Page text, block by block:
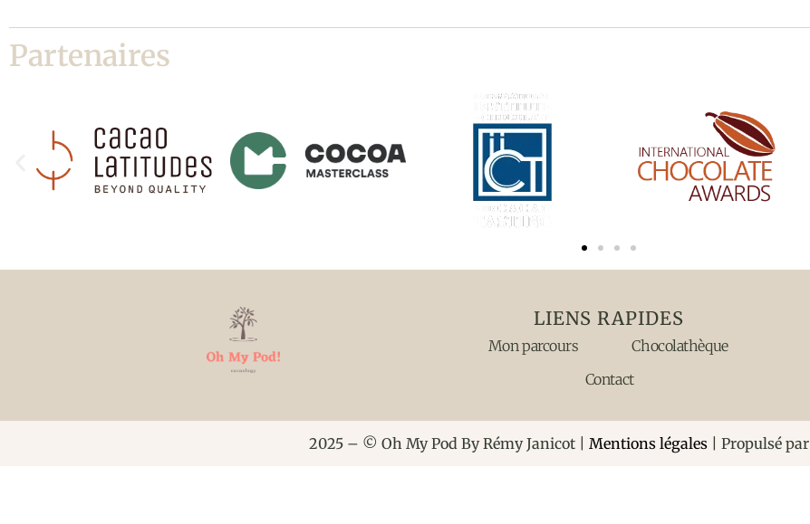
Partenaires
LIENS RAPIDES
Mon parcours
Chocolathèque
Contact
2025 – © Oh My Pod By Rémy Janicot | Mentions légales | Propulsé par